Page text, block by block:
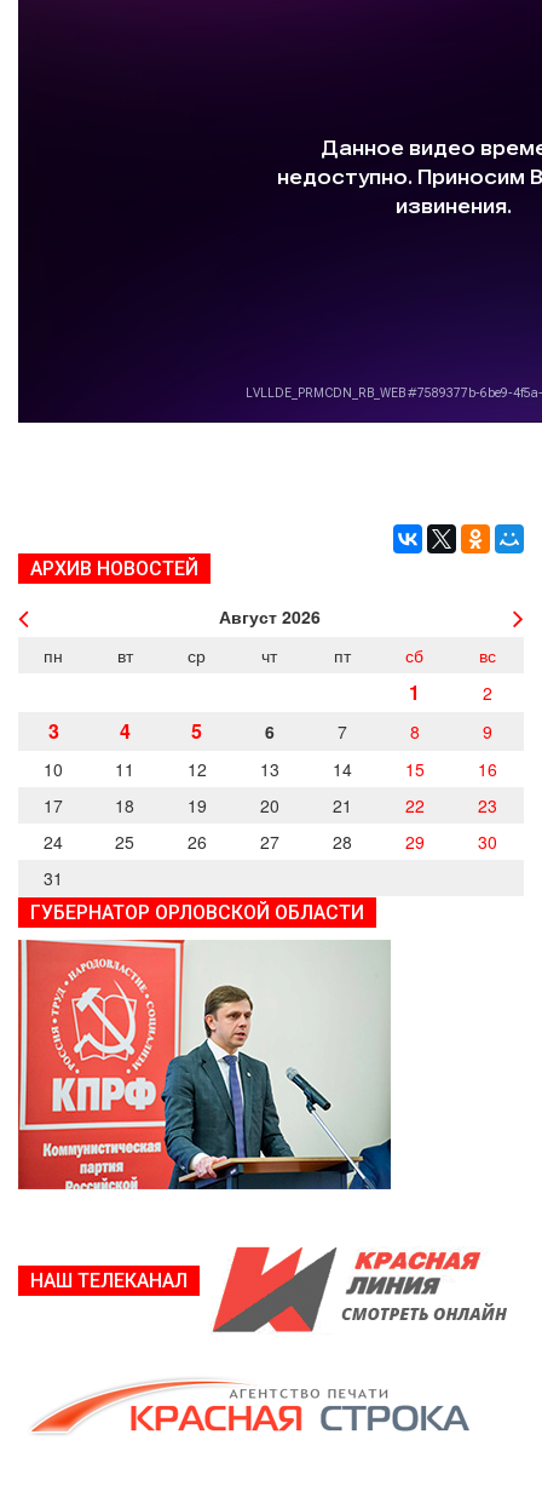
АРХИВ НОВОСТЕЙ
Август 2026
пн
вт ср чт пт сб вс
1 2
3 4 5 6 7 8
9
10
11 12 13 14 15
16
17
18 19 20 21 22
23
24
25 26 27 28 29
30
31
ГУБЕРНАТОР ОРЛОВСКОЙ ОБЛАСТИ
НАШ ТЕЛЕКАНАЛ